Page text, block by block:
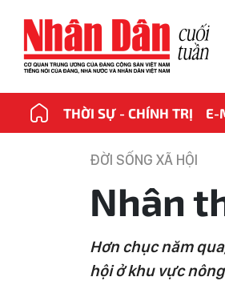
THỜI SỰ - CHÍNH TRỊ E-
ĐỜI SỐNG XÃ HỘI
Nhân
Hơn chục năm
hội ở khu vực